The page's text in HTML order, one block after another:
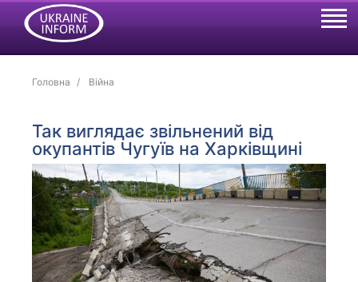
Головна Війна
Так виглядає звільнений від
окупантів Чугуїв на Харківщині